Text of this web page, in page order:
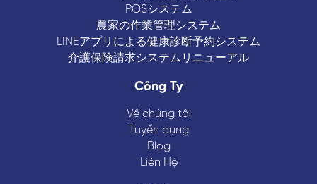
POSシステム
農家の作業管理システム
LINEアプリによる健康診断予約システム
介護保険請求システムリニューアル
Công Ty
Về chúng tôi
Tuyển dụng
Blog
Liên Hệ